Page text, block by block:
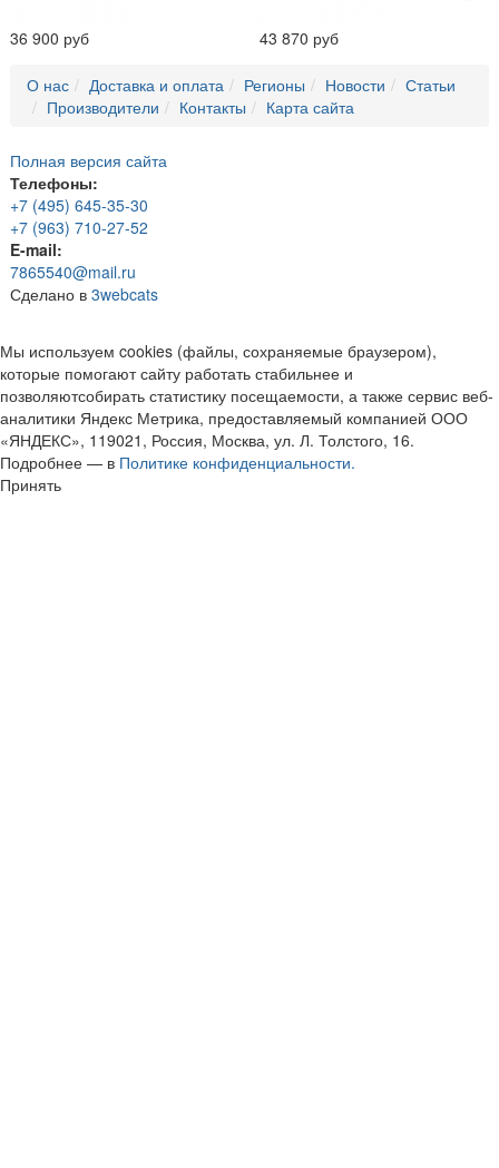
36 900 руб 43 870 руб
О нас Доставка и оплата Регионы Новости
Статьи
Производители
Контакты Карта сайта
Полная версия сайта
Телефоны:
+7 (495) 645-35-30
+7 (963) 710-27-52
E-mail:
7865540@mail.ru
Сделано в 3webcats
Мы используем cookies (файлы, сохраняемые браузером),
которые помогают сайту работать стабильнее и
позволяютсобирать статистику посещаемости, а также сервис веб-
аналитики Яндекс Метрика, предоставляемый компанией ООО
«ЯНДЕКС», 119021, Россия, Москва, ул. Л. Толстого, 16.
Подробнее — в Политике конфиденциальности.
Принять